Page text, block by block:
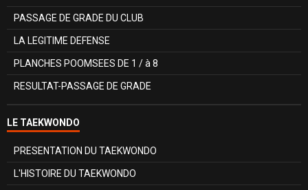
PASSAGE DE GRADE DU CLUB
LA LEGITIME DEFENSE
PLANCHES POOMSEES DE 1 / à 8
RESULTAT-PASSAGE DE GRADE
LE TAEKWONDO
PRESENTATION DU TAEKWONDO
L'HISTOIRE DU TAEKWONDO